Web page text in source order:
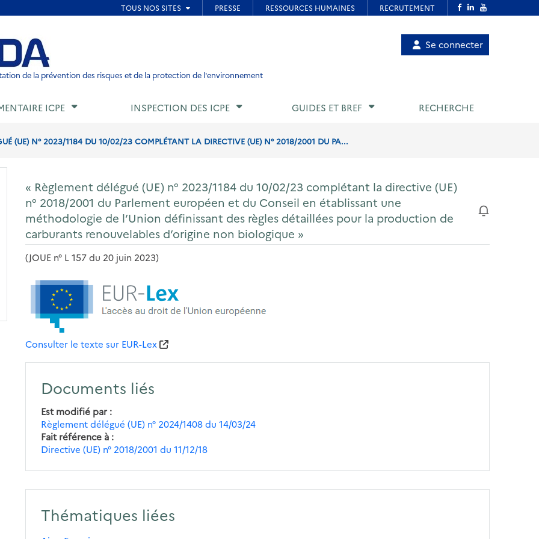
de page
de la prévention des risques et de la protection de l'environnement
Menu
utilisateur
Se connecter
ICPE INSPECTION DES ICPE GUIDES ET BREF RECHERCHE
(UE) N° 2023/1184 DU 10/02/23 COMPLÉTANT LA DIRECTIVE (UE) N° 2018/2001 DU PA...
« Règlement délégué (UE) n° 2023/1184 du 10/02/23 complétant la directive (UE)
n° 2018/2001 du Parlement européen et du Conseil en établissant une
méthodologie de l’Union définissant des règles détaillées pour la production de
carburants renouvelables d’origine non biologique »
(JOUE n° L 157 du 20 juin 2023)
Consulter le texte sur EUR-Lex
Documents liés
Est modifié par
Règlement délégué (UE) n° 2024/1408 du 14/03/24
Fait référence à
Directive (UE) n° 2018/2001 du 11/12/18
Thématiques liées